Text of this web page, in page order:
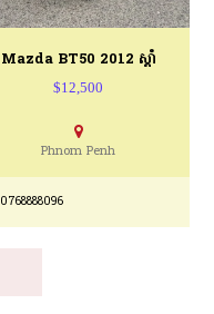
Mazda BT50 2012 ស្ដាំ
$12,500
Phnom Penh
0768888096